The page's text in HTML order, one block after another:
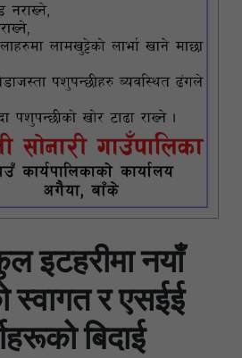
इटहरीमा नयाँ
स्वागत र एसईई
बिदाई